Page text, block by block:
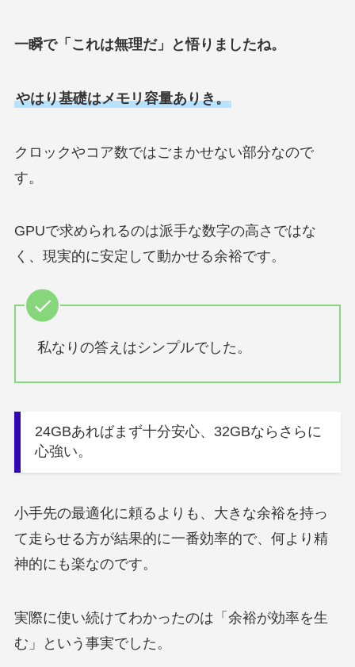
一瞬で「これは無理だ」と悟りましたね。
やはり基礎はメモリ容量ありき。
クロックやコア数ではごまかせない部分なので
す。
GPUで求められるのは派手な数字の高さではな
く、現実的に安定して動かせる余裕です。
私なりの答えはシンプルでした。
24GBあればまず十分安心、32GBならさらに
心強い。
小手先の最適化に頼るよりも、大きな余裕を持っ
て走らせる方が結果的に一番効率的で、何より精
神的にも楽なのです。
実際に使い続けてわかったのは「余裕が効率を生
む」という事実でした。